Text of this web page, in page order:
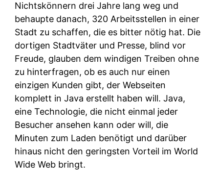
Nichtskönnern drei Jahre lang weg und
behaupte danach, 320 Arbeitsstellen in einer
Stadt zu schaffen, die es bitter nötig hat. Die
dortigen Stadtväter und Presse, blind vor
Freude, glauben dem windigen Treiben ohne
zu hinterfragen, ob es auch nur einen
einzigen Kunden gibt, der Webseiten
komplett in Java erstellt haben will. Java,
eine Technologie, die nicht einmal jeder
Besucher ansehen kann oder will, die
Minuten zum Laden benötigt und darüber
hinaus nicht den geringsten Vorteil im World
Wide Web bringt.